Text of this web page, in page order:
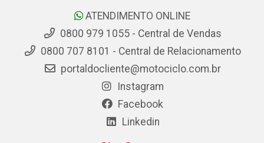
ATENDIMENTO ONLINE
0800 979 1055 - Central de Vendas
0800 707 8101 - Central de Relacionamento
portaldocliente@motociclo.com.br
Instagram
Facebook
Linkedin